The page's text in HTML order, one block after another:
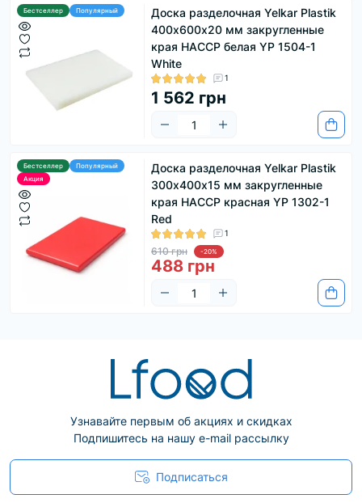
Бестселлер Популярный
Доска разделочная Yelkar Plastik
400х600х20 мм закругленные
края HACCP белая YP 1504-1
White
1
1 562 грн
Бестселлер
Популярный
Акция
Доска разделочная Yelkar Plastik
300х400х15 мм закругленные
края HACCP красная YP 1302-1
Red
1
610 грн -20%
488 грн
Узнавайте первым об акциях и скидках
Подпишитесь на нашу e-mail рассылку
Подписаться